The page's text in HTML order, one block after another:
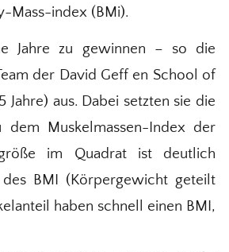
Mass-index (BMi).
Jahre zu gewinnen – so die
der David Geff en School of
aus. Dabei setzten sie die
Muskelmassen-Index der
im Quadrat ist deutlich
des BMI (Körpergewicht geteilt
haben schnell einen BMI,